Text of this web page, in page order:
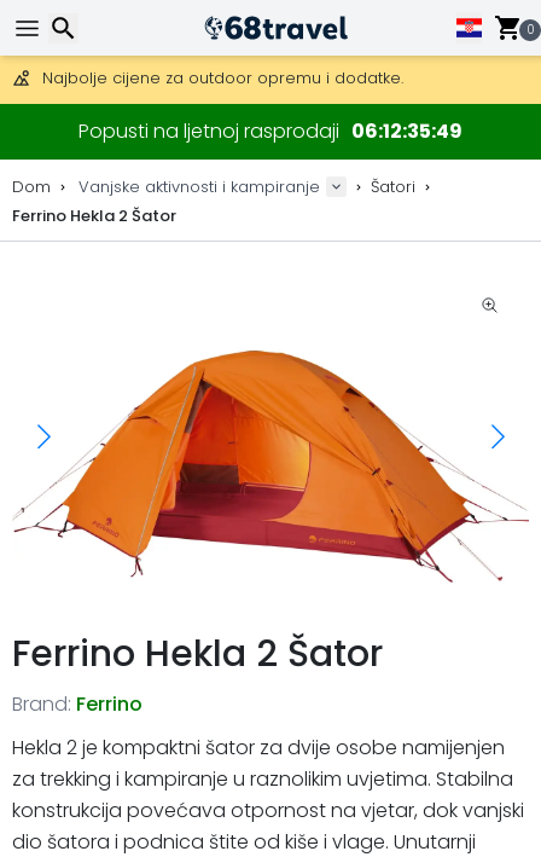
0
Besplatna dostava za narudžbe iznad 149 €.
Mogućnost slanja DHL Expressom (dostava unutar 24 sata)
30 dana za povrat, 90 dana za drvene karte i dekoracije.
Najbolje cijene za outdoor opremu i dodatke.
Popusti na ljetnoj rasprodaji 06 12 35 48
Dom Vanjske aktivnosti i kampiranje
Šatori
Ferrino Hekla 2 Šator
Ferrino Hekla 2 Šator
Brand: Ferrino
Hekla 2 je kompaktni šator za dvije osobe namijenjen
za trekking i kampiranje u raznolikim uvjetima. Stabilna
konstrukcija povećava otpornost na vjetar, dok vanjski
dio šatora i podnica štite od kiše i vlage. Unutarnji
Traži